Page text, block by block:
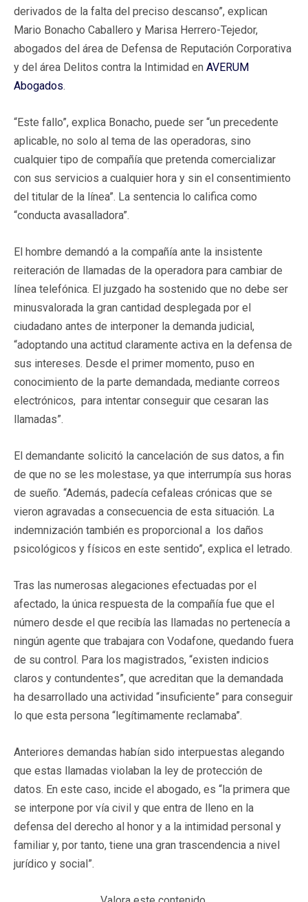
derivados de la falta del preciso descanso”, explican
Mario Bonacho Caballero y Marisa Herrero-Tejedor,
abogados del área de Defensa de Reputación Corporativa
y del área Delitos contra la Intimidad en AVERUM
Abogados.
“Este fallo”, explica Bonacho, puede ser “un precedente
aplicable, no solo al tema de las operadoras, sino
cualquier tipo de compañía que pretenda comercializar
con sus servicios a cualquier hora y sin el consentimiento
del titular de la línea”. La sentencia lo califica como
“conducta avasalladora”.
El hombre demandó a la compañía ante la insistente
reiteración de llamadas de la operadora para cambiar de
línea telefónica. El juzgado ha sostenido que no debe ser
minusvalorada la gran cantidad desplegada por el
ciudadano antes de interponer la demanda judicial,
“adoptando una actitud claramente activa en la defensa de
sus intereses. Desde el primer momento, puso en
conocimiento de la parte demandada, mediante correos
electrónicos, para intentar conseguir que cesaran las
llamadas”.
El demandante solicitó la cancelación de sus datos, a fin
de que no se les molestase, ya que interrumpía sus horas
de sueño. “Además, padecía cefaleas crónicas que se
vieron agravadas a consecuencia de esta situación. La
indemnización también es proporcional a los daños
psicológicos y físicos en este sentido”, explica el letrado.
Tras las numerosas alegaciones efectuadas por el
afectado, la única respuesta de la compañía fue que el
número desde el que recibía las llamadas no pertenecía a
ningún agente que trabajara con Vodafone, quedando fuera
de su control. Para los magistrados, “existen indicios
claros y contundentes”, que acreditan que la demandada
ha desarrollado una actividad “insuficiente” para conseguir
lo que esta persona “legítimamente reclamaba”.
Anteriores demandas habían sido interpuestas alegando
que estas llamadas violaban la ley de protección de
datos. En este caso, incide el abogado, es “la primera que
se interpone por vía civil y que entra de lleno en la
defensa del derecho al honor y a la intimidad personal y
familiar y, por tanto, tiene una gran trascendencia a nivel
jurídico y social”.